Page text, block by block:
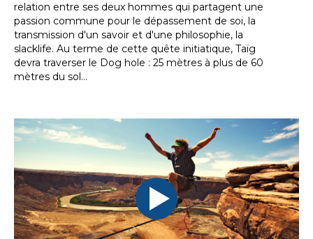
relation entre ses deux hommes qui partagent une
passion commune pour le dépassement de soi, la
transmission d'un savoir et d'une philosophie, la
slacklife. Au terme de cette quête initiatique, Taïg
devra traverser le Dog hole : 25 mètres à plus de 60
mètres du sol…